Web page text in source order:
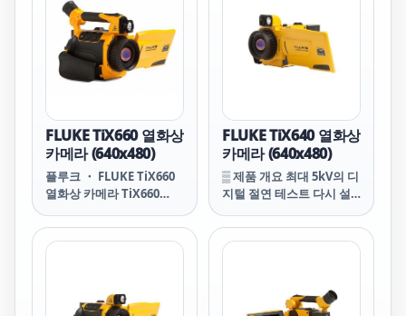
FLUKE TiX660 열화상
카메라 (640x480)
플루크 ・ FLUKE TiX660
열화상 카메라 TiX660
FLUKE TiX660 플루크
TiX660 TiX660 FLUKE
FLUKE TiX640 열화상
카메라 (640x480)
▒ 제품 개요 최대 5kV의 디
지털 절연 테스트 다시 설
항 테스터는 최대 5kV 디지
털 절연 테스트를 제공하므
위한 고전압 장비를 테스트